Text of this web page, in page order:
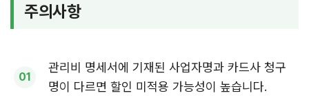
주의사항
관리비 명세서에 기재된 사업자명과 카드사 청구
명이 다르면 할인 미적용 가능성이 높습니다.